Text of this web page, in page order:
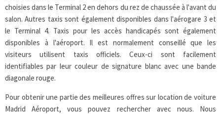
choisies dans le Terminal 2 en dehors du rez de chaussée à l'avant du
salon. Autres taxis sont également disponibles dans l'aérogare 3 et
le Terminal 4. Taxis pour les accès handicapés sont également
disponibles à l'aéroport. Il est normalement conseillé que les
visiteurs utilisent taxis officiels. Ceux-ci sont facilement
identifiables par leur couleur de signature blanc avec une bande
diagonale rouge.
Pour obtenir une partie des meilleures offres sur location de voiture
Madrid Aéroport, vous pouvez rechercher avec nous. Nous